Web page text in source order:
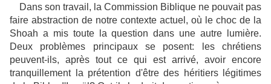
Dans son travail, la Commission Biblique ne pouvait pas
faire abstraction de notre contexte actuel, où le choc de la
Shoah a mis toute la question dans une autre lumière.
Deux problèmes principaux se posent: les chrétiens
peuvent-ils, après tout ce qui est arrivé, avoir encore
tranquillement la prétention d'être des héritiers légitimes